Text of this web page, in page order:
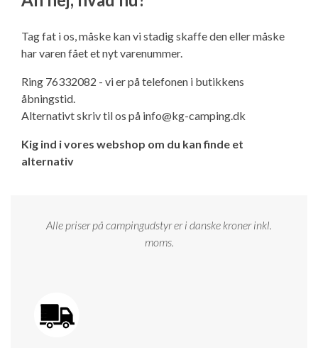
Adria Astella
Next
Hobby Prestige
Hobby Maxia
Ny campingvogn - godt at vide
Lille campingvogn
Finansiering af campingvogn
Vil du sælge din campingvogn?
Brugte telte og udstyr
Isabella Fortelte
Isabella weekend- og vinterfortelte
Isabella Opstillingsvejledninger
Camping erhverv
Adria Coral
Adria Compact
Internet i campingvognen
Aircondition og klimaanlæg
Gas-komfort i din campingvogn
Byvand - rindende vand i campingvognen
GPS tracker til autocamper og campingvogn
Sikker handel
Klagemuligheder
Handelsbetingelser - webshop
Persondata
Tag fat i os, måske kan vi stadig skaffe den eller måske
har varen fået et nyt varenummer.
Ring 76332082 - vi er på telefonen i butikkens
åbningstid.
Alternativt skriv til os på info@kg-camping.dk
Kig ind i vores webshop om du kan finde et
alternativ
Alle priser på campingudstyr er i danske kroner inkl.
moms.